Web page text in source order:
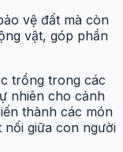
vệ đất mà còn
vật, góp phần
trồng trong các
nhiên cho cảnh
thành các món
giữa con người